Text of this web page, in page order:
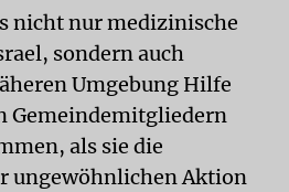
nicht nur medizinische
sondern auch
Umgebung Hilfe
Gemeindemitgliedern
als sie die
ungewöhnlichen Aktion